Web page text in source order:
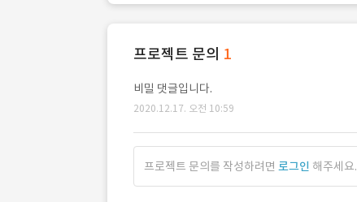
프로젝트 문의 1
비밀 댓글입니다.
2020.12.17. 오전 10:59
프로젝트 문의를 작성하려면 로그인 해주세요.